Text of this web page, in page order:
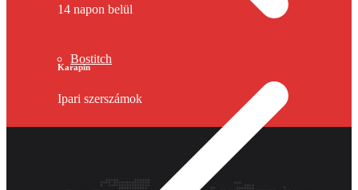
Bostitch
14 napon belül
Karapin
Ipari szerszámok